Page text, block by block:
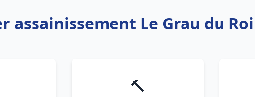
assainissement Le Grau du Roi
🔨